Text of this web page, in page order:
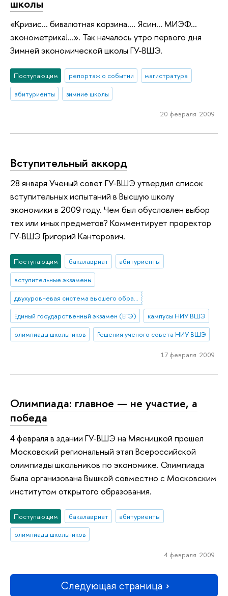
школы
«Кризис... бивалютная корзина.... Ясин... МИЭФ...
эконометрика!...». Так началось утро первого дня
Зимней экономической школы ГУ-ВШЭ.
Поступающим репортаж о событии
магистратура
абитуриенты
зимние школы
20 февраля 2009
Вступительный аккорд
28 января Ученый совет ГУ-ВШЭ утвердил список
вступительных испытаний в Высшую школу
экономики в 2009 году. Чем был обусловлен выбор
тех или иных предметов? Комментирует проректор
ГУ-ВШЭ Григорий Канторович.
Поступающим бакалавриат
абитуриенты
вступительные экзамены
Единый государственный экзамен (ЕГЭ)
кампусы НИУ ВШЭ
олимпиады школьников
Решения ученого совета НИУ ВШЭ
17 февраля 2009
Олимпиада: главное — не участие, а
победа
4 февраля в здании ГУ-ВШЭ на Мясницкой прошел
Московский региональный этап Всероссийской
олимпиады школьников по экономике. Олимпиада
была организована Вышкой совместно с Московским
институтом открытого образования.
Поступающим бакалавриат
абитуриенты
олимпиады школьников
4 февраля 2009
Следующая страница